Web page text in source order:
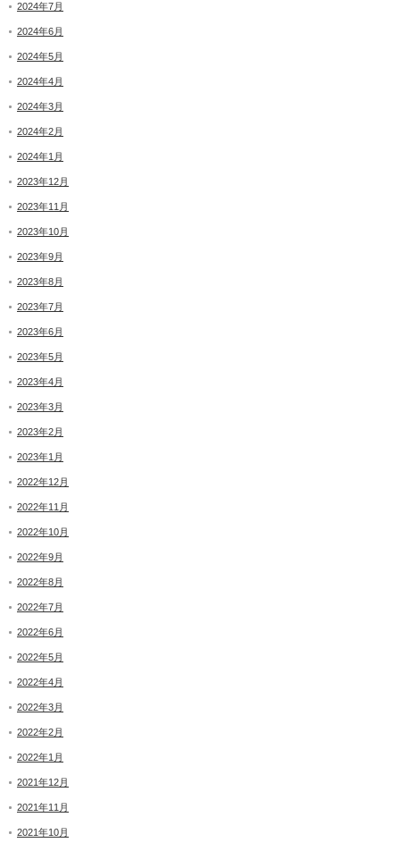
2024年7月
2024年6月
2024年5月
2024年4月
2024年3月
2024年2月
2024年1月
2023年12月
2023年11月
2023年10月
2023年9月
2023年8月
2023年7月
2023年6月
2023年5月
2023年4月
2023年3月
2023年2月
2023年1月
2022年12月
2022年11月
2022年10月
2022年9月
2022年8月
2022年7月
2022年6月
2022年5月
2022年4月
2022年3月
2022年2月
2022年1月
2021年12月
2021年11月
2021年10月